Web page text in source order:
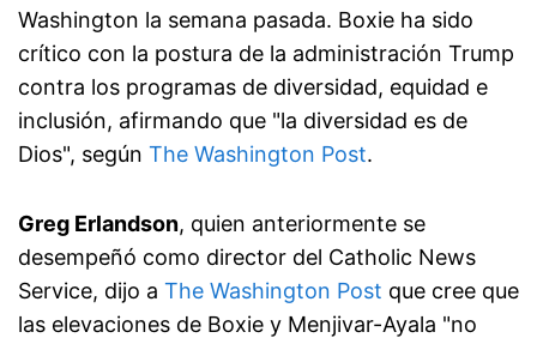
Washington la semana pasada. Boxie ha sido
crítico con la postura de la administración Trump
contra los programas de diversidad, equidad e
inclusión, afirmando que "la diversidad es de
Dios", según The Washington Post.
Greg Erlandson, quien anteriormente se
desempeñó como director del Catholic News
Service, dijo a The Washington Post que cree que
las elevaciones de Boxie y Menjivar-Ayala "no